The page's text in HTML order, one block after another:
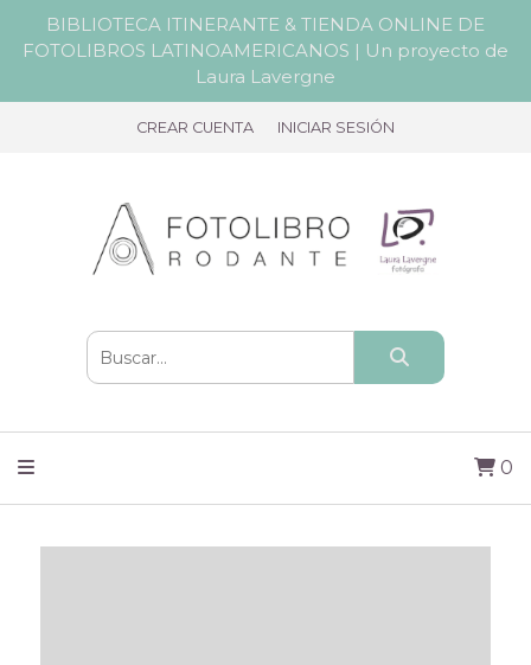
BIBLIOTECA ITINERANTE & TIENDA ONLINE DE
FOTOLIBROS LATINOAMERICANOS | Un proyecto de
Laura Lavergne
CREAR CUENTA INICIAR SESIÓN
0